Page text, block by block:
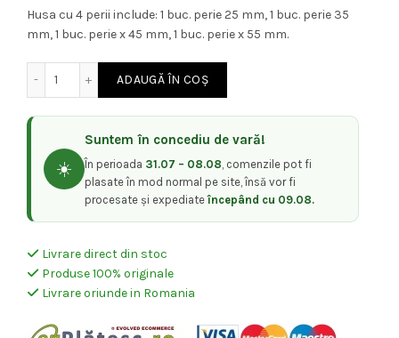
Husa cu 4 perii include: 1 buc. perie 25 mm, 1 buc. perie 35
mm, 1 buc. perie x 45 mm, 1 buc. perie x 55 mm.
Cantitate Olivia Garden Set 4 perii de par Nano Termic
ADAUGĂ ÎN COȘ
☀️
Suntem în concediu de vară!
În perioada 31.07 – 08.08, comenzile pot fi
plasate în mod normal pe site, însă vor fi
procesate și expediateîncepând cu 09.08.
Livrare direct din stoc
Produse 100% originale
Livrare oriunde in Romania